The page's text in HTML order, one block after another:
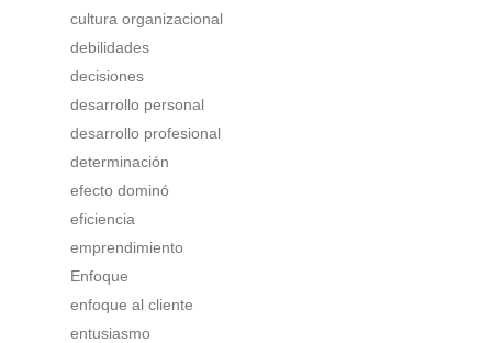
cultura organizacional
debilidades
decisiones
desarrollo personal
desarrollo profesional
determinación
efecto dominó
eficiencia
emprendimiento
Enfoque
enfoque al cliente
entusiasmo